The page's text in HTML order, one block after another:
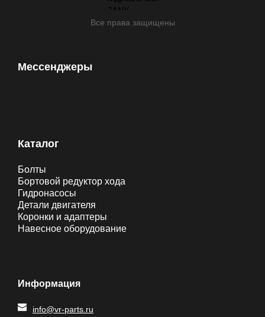
Все права защищены
Мессенджеры
Каталог
Болты
Бортовой редуктор хода
Гидронасосы
Детали двигателя
Коронки и адаптеры
Навесное оборудование
Информация
info@vr-parts.ru